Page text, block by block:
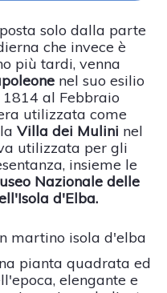
solo dalla parte
che invece è
più tardi, venna
nel suo esilio
al Febbraio
utilizzata come
Villa dei Mulini nel
utilizzata per gli
insieme le
Nazionale delle
d'Elba.
pianta quadrata ed
elengante e